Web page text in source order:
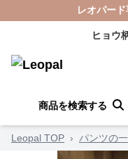
レオパー
ヒョウ
商品を検索する
Leopal TOP › パンツの